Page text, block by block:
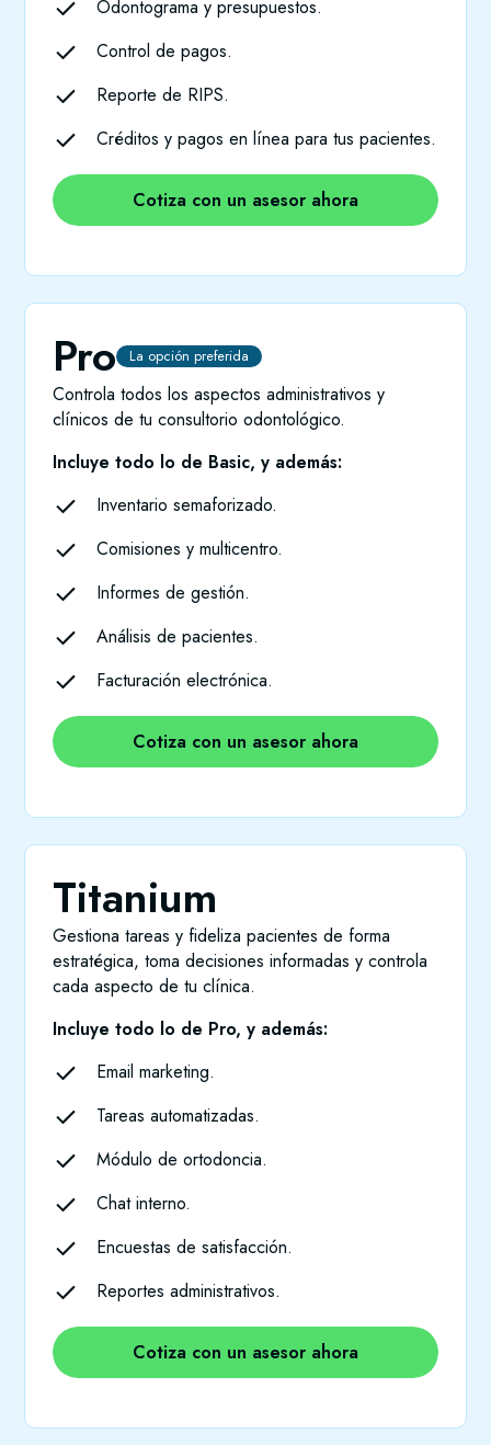
Odontograma y presupuestos.
Control de pagos.
Reporte de RIPS.
Créditos y pagos en línea para tus pacientes.
Cotiza con un asesor ahora
Pro La opción preferida
Controla todos los aspectos administrativos y
clínicos de tu consultorio odontológico.
Incluye todo lo de Basic, y además:
Inventario semaforizado.
Comisiones y multicentro.
Informes de gestión.
Análisis de pacientes.
Facturación electrónica.
Cotiza con un asesor ahora
Titanium
Gestiona tareas y fideliza pacientes de forma
estratégica, toma decisiones informadas y controla
cada aspecto de tu clínica.
Incluye todo lo de Pro, y además:
Email marketing.
Tareas automatizadas.
Módulo de ortodoncia.
Chat interno.
Encuestas de satisfacción.
Reportes administrativos.
Cotiza con un asesor ahora